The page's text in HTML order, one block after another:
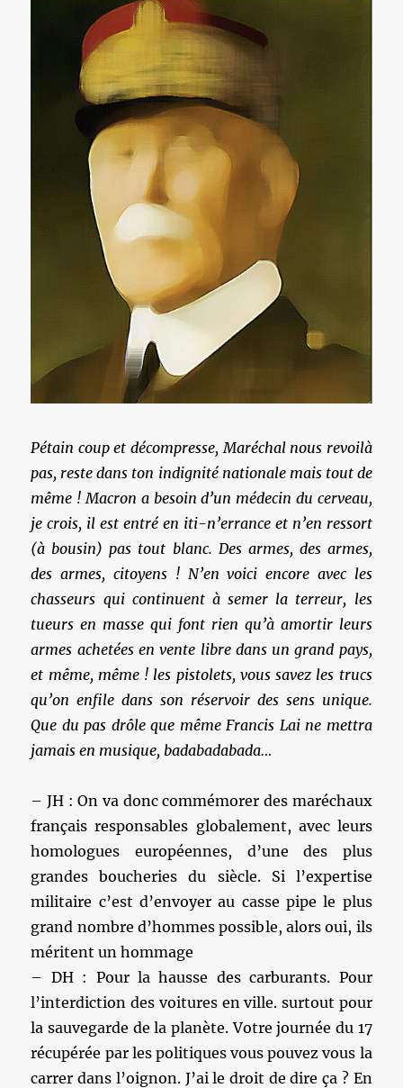
Pétain coup et décompresse, Maréchal nous revoilà
pas, reste dans ton indignité nationale mais tout de
même ! Macron a besoin d’un médecin du cerveau,
je crois, il est entré en iti-n’errance et n’en ressort
(à bousin) pas tout blanc. Des armes, des armes,
des armes, citoyens ! N’en voici encore avec les
chasseurs qui continuent à semer la terreur, les
tueurs en masse qui font rien qu’à amortir leurs
armes achetées en vente libre dans un grand pays,
et même, même ! les pistolets, vous savez les trucs
qu’on enfile dans son réservoir des sens unique.
Que du pas drôle que même Francis Lai ne mettra
jamais en musique, badabadabada…
– JH : On va donc commémorer des maréchaux
français responsables globalement, avec leurs
homologues européennes, d’une des plus
grandes boucheries du siècle. Si l’expertise
militaire c’est d’envoyer au casse pipe le plus
grand nombre d’hommes possible, alors oui, ils
méritent un hommage
– DH : Pour la hausse des carburants. Pour
l’interdiction des voitures en ville. surtout pour
la sauvegarde de la planète. Votre journée du 17
récupérée par les politiques vous pouvez vous la
carrer dans l’oignon. J’ai le droit de dire ça ? En